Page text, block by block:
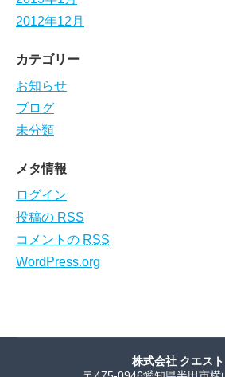
2012年12月
カテゴリー
お知らせ
ブログ
未分類
メタ情報
ログイン
投稿の RSS
コメントの RSS
WordPress.org
株式会社 クエスト